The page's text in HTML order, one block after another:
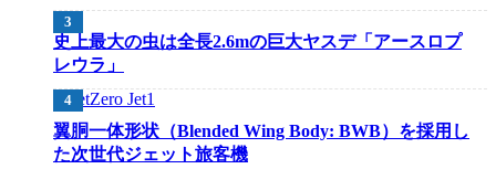
史上最大の虫は全長2.6mの巨大ヤスデ「アースロプ
レウラ」
翼胴一体形状（Blended Wing Body: BWB）を採用し
た次世代ジェット旅客機